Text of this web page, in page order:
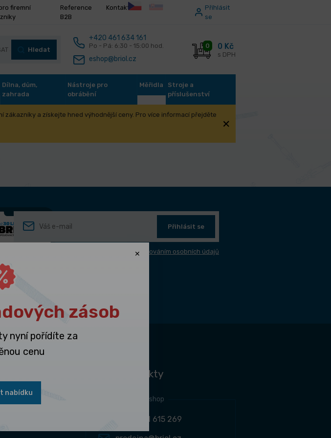
firemní
Reference
B2B
Kontakt
Příhlásit
se
Hledat
+420 461 634 161
Po - Pá: 6:30 - 15:00 hod.
eshop@briol.cz
0 0 Kč
s DPH
Dílna, dům,
zahrada
Nástroje pro
obrábění
Měřidla
Stroje a
příslušenství
a získejte hned výhodnější ceny. Pro více informací přejděte
Přihlásit se
zpracováním osobních údajů
Rychlé kontakty
Výdejní místo e-shop
+420 461 615 269
zásob
nyní pořídíte za
cenu
nabídku